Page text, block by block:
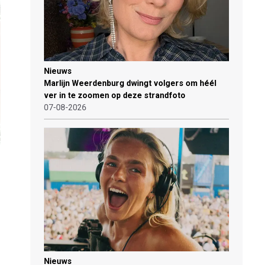
Nieuws
Marlijn Weerdenburg dwingt volgers om héél
ver in te zoomen op deze strandfoto
07-08-2026
Nieuws